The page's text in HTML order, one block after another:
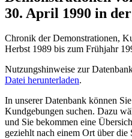
30. April 1990 in
Chronik der Demonstrationen,
Herbst 1989 bis zum Frühjahr
Nutzungshinweise zur
Datei herunterladen.
In unserer Datenbank können
Kundgebungen suchen. Dazu
und Sie bekommen eine
geziehlt nach einem Ort über die